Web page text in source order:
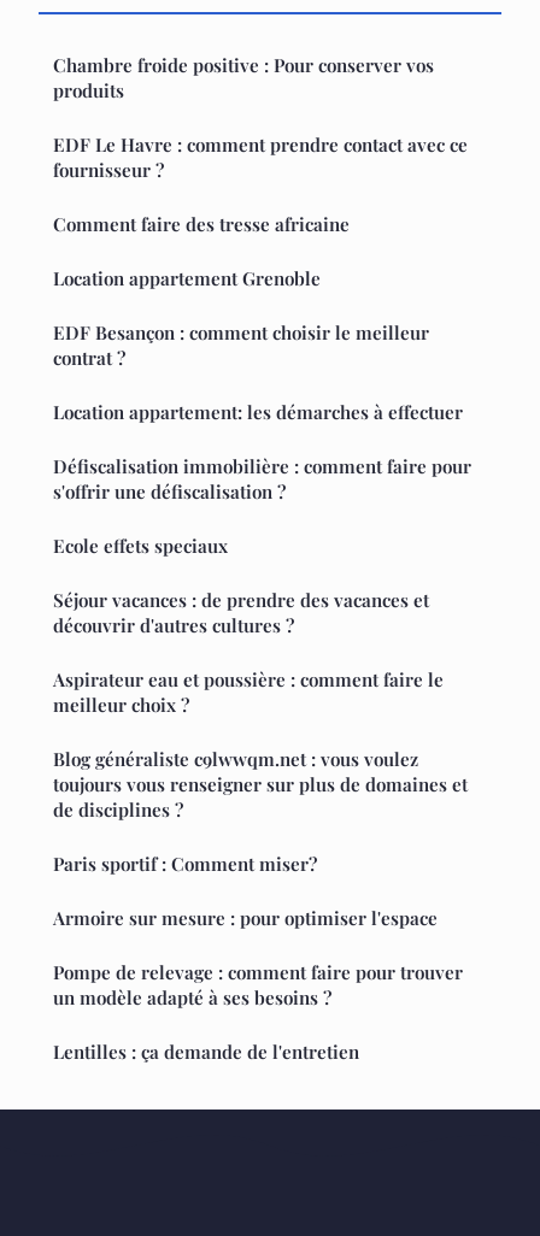
Chambre froide positive : Pour conserver vos
produits
EDF Le Havre : comment prendre contact avec ce
fournisseur ?
Comment faire des tresse africaine
Location appartement Grenoble
EDF Besançon : comment choisir le meilleur
contrat ?
Location appartement: les démarches à effectuer
Défiscalisation immobilière : comment faire pour
s'offrir une défiscalisation ?
Ecole effets speciaux
Séjour vacances : de prendre des vacances et
découvrir d'autres cultures ?
Aspirateur eau et poussière : comment faire le
meilleur choix ?
Blog généraliste c9lwwqm.net : vous voulez
toujours vous renseigner sur plus de domaines et
de disciplines ?
Paris sportif : Comment miser?
Armoire sur mesure : pour optimiser l'espace
Pompe de relevage : comment faire pour trouver
un modèle adapté à ses besoins ?
Lentilles : ça demande de l'entretien